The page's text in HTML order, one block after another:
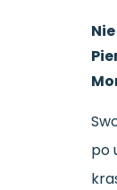
po